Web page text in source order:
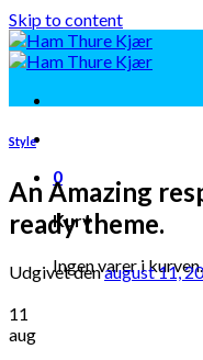
Skip to content
0
Kurv
Ingen varer i kurven.
Style
An Amazing
ready theme.
Udgivet denaugust 11,
11
aug